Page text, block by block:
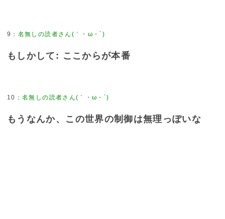
9 ： 名無しの読者さん(｀・ω・´)
もしかして: ここからが本番
10 ：名無しの読者さん(｀・ω・´)
もうなんか、この世界の制御は無理っぽいな